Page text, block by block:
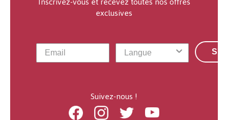
exclusives
Suivez-nous !
FacebookInstagramTwitter Youtube